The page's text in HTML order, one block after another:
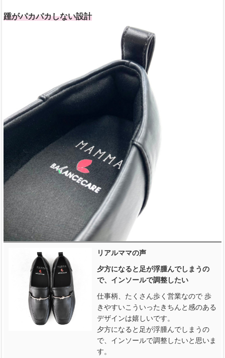
踵がパカパカしない設計
リアルママの声
夕方になると足が浮腫んでしまうの
で、インソールで調整したい
仕事柄、たくさん歩く営業なので 歩
きやすいこういったきちんと感のある
デザインは嬉しいです。
夕方になると足が浮腫んでしまうの
で、インソールで調整したいと思いま
す。